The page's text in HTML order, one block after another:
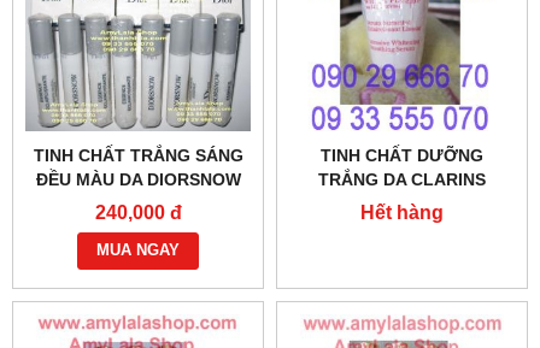
TINH CHẤT TRẮNG SÁNG
ĐỀU MÀU DA DIORSNOW
WHITE REVEAL ESSENCE
2ML - 0902966670 -
0933555070
240,000 đ
MUA NGAY
TINH CHẤT DƯỠNG
TRẮNG DA CLARINS
INTENSIVE WHITENING
SMOOTHING SERUM 3ML -
Hết hàng